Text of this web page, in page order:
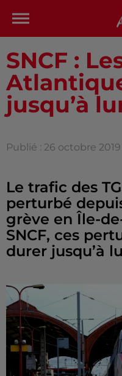
SNCF :
jusqu’à
Publié : 26 octobre
Le trafic des
perturbé
grève en Île-
SNCF, ces
durer jusqu’à